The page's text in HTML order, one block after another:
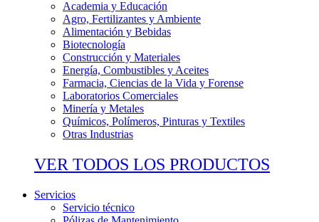
Academia y Educación
Agro, Fertilizantes y Ambiente
Alimentación y Bebidas
Biotecnología
Construcción y Materiales
Energía, Combustibles y Aceites
Farmacia, Ciencias de la Vida y Forense
Laboratorios Comerciales
Minería y Metales
Químicos, Polímeros, Pinturas y Textiles
Otras Industrias
VER TODOS LOS PRODUCTOS
Servicios
Servicio técnico